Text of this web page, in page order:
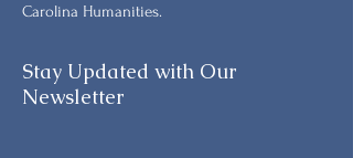
Carolina Humanities.
Stay Updated with Our
Newsletter